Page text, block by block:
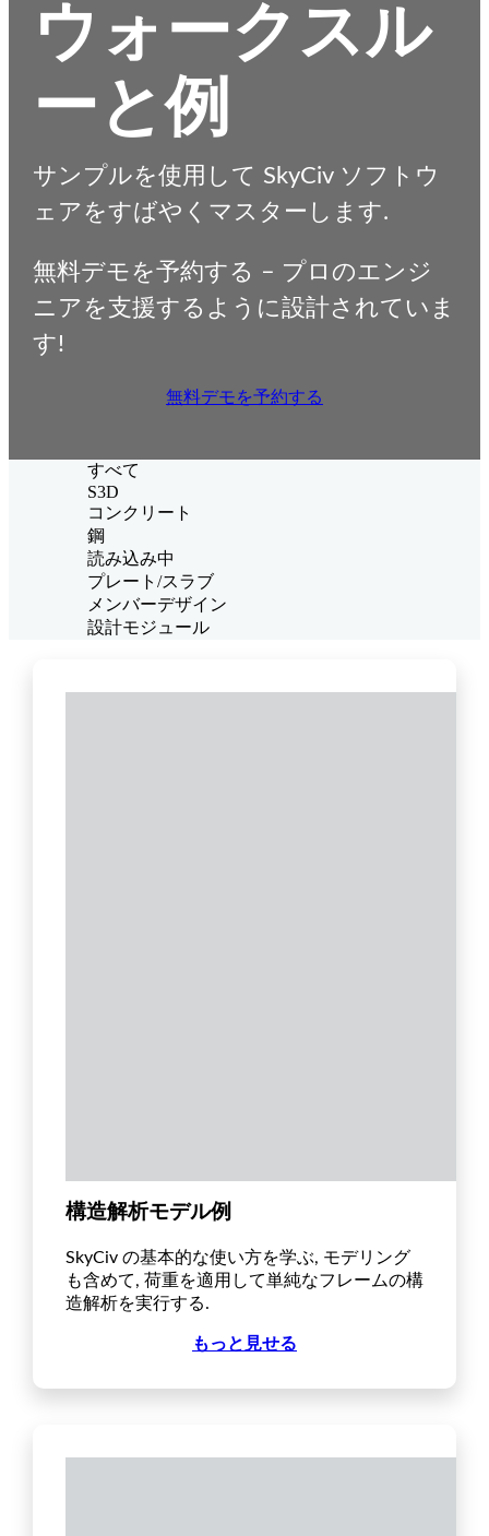
ウォークスル
ーと例
サンプルを使用して SkyCiv ソフトウ
ェアをすばやくマスターします.
無料デモを予約する – プロのエンジ
ニアを支援するように設計されていま
す!
無料デモを予約する
すべて
S3D
コンクリート
鋼
読み込み中
プレート/スラブ
メンバーデザイン
設計モジュール
構造解析モデル例
SkyCiv の基本的な使い方を学ぶ, モデリング
も含めて, 荷重を適用して単純なフレームの構
造解析を実行する.
もっと見せる